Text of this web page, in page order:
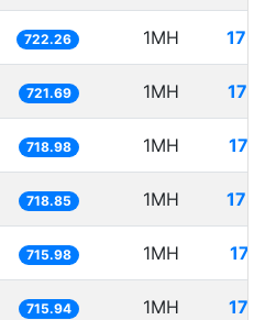
722.26 1MH
721.69 1MH
718.98 1MH
718.85 1MH
715.98 1MH
715.94 1MH